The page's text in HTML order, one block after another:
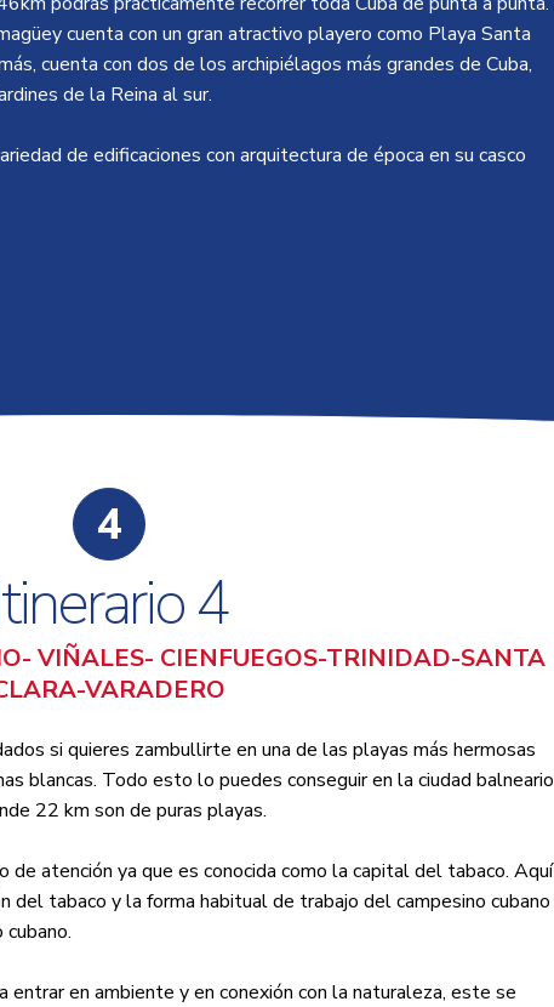
cuenta con un gran atractivo playero como Playa Santa
cuenta con dos de los archipiélagos más grandes de Cuba,
de la Reina al sur.
de edificaciones con arquitectura de época en su casco
4
4
VIÑALES- CIENFUEGOS-TRINIDAD-SANTA
VARADERO
si quieres zambullirte en una de las playas más hermosas
blancas. Todo esto lo puedes conseguir en la ciudad balneario
22 km son de puras playas.
de atención ya que es conocida como la capital del tabaco. Aquí
del tabaco y la forma habitual de trabajo del campesino cubano
entrar en ambiente y en conexión con la naturaleza, este se